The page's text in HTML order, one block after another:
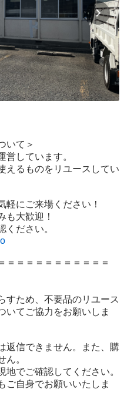
いて＞
営しています。
えるものをリユースしてい
軽にご来場ください！
も大歓迎！
＝＝＝＝＝＝＝＝＝＝＝
すため、不要品のリユース
いてご協力をお願いしま
返信できません。また、購
ん。
地でご確認してください。
ご自身でお願いいたしま